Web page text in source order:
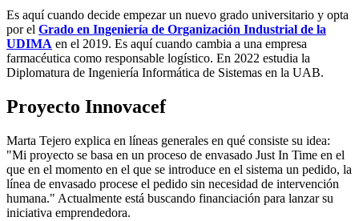
Es aquí cuando decide empezar un nuevo grado universitario y opta
por el Grado en Ingeniería de Organización Industrial de la
UDIMA en el 2019. Es aquí cuando cambia a una empresa
farmacéutica como responsable logístico. En 2022 estudia la
Diplomatura de Ingeniería Informática de Sistemas en la UAB.
Proyecto Innovacef
Marta Tejero explica en líneas generales en qué consiste su idea:
"Mi proyecto se basa en un proceso de envasado Just In Time en el
que en el momento en el que se introduce en el sistema un pedido, la
línea de envasado procese el pedido sin necesidad de intervención
humana." Actualmente está buscando financiación para lanzar su
iniciativa emprendedora.